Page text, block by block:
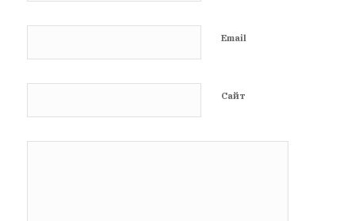
Email
Сайт